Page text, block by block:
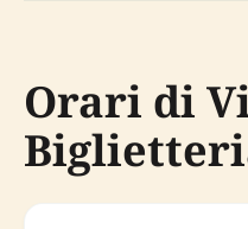
Orari di